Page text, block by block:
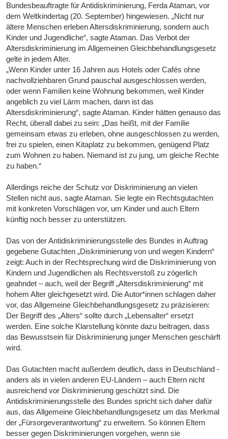
Bundesbeauftragte für Antidiskriminierung, Ferda Ataman, vor
dem Weltkindertag (20. September) hingewiesen. „Nicht nur
ältere Menschen erleben Altersdiskriminierung, sondern auch
Kinder und Jugendliche“, sagte Ataman. Das Verbot der
Altersdiskriminierung im Allgemeinen Gleichbehandlungsgesetz
gelte in jedem Alter.
„Wenn Kinder unter 16 Jahren aus Hotels oder Cafés ohne
nachvollziehbaren Grund pauschal ausgeschlossen werden,
oder wenn Familien keine Wohnung bekommen, weil Kinder
angeblich zu viel Lärm machen, dann ist das
Altersdiskriminierung“, sagte Ataman. Kinder hätten genauso das
Recht, überall dabei zu sein: „Das heißt, mit der Familie
gemeinsam etwas zu erleben, ohne ausgeschlossen zu werden,
frei zu spielen, einen Kitaplatz zu bekommen, genügend Platz
zum Wohnen zu haben. Niemand ist zu jung, um gleiche Rechte
zu haben.“
Allerdings reiche der Schutz vor Diskriminierung an vielen
Stellen nicht aus, sagte Ataman. Sie legte ein Rechtsgutachten
mit konkreten Vorschlägen vor, um Kinder und auch Eltern
künftig noch besser zu unterstützen.
Das von der Antidiskriminierungsstelle des Bundes in Auftrag
gegebene Gutachten „Diskriminierung von und wegen Kindern“
zeigt: Auch in der Rechtsprechung wird die Diskriminierung von
Kindern und Jugendlichen als Rechtsverstoß zu zögerlich
geahndet – auch, weil der Begriff „Altersdiskriminierung“ mit
hohem Alter gleichgesetzt wird. Die Autor*innen schlagen daher
vor, das Allgemeine Gleichbehandlungsgesetz zu präzisieren:
Der Begriff des „Alters“ sollte durch „Lebensalter“ ersetzt
werden. Eine solche Klarstellung könnte dazu beitragen, dass
das Bewusstsein für Diskriminierung junger Menschen geschärft
wird.
Das Gutachten macht außerdem deutlich, dass in Deutschland -
anders als in vielen anderen EU-Ländern – auch Eltern nicht
ausreichend vor Diskriminierung geschützt sind. Die
Antidiskriminierungsstelle des Bundes spricht sich daher dafür
aus, das Allgemeine Gleichbehandlungsgesetz um das Merkmal
der „Fürsorgeverantwortung“ zu erweitern. So können Eltern
besser gegen Diskriminierungen vorgehen, wenn sie